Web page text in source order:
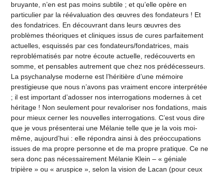
bruyante, n’en est pas moins subtile ; et qu’elle opère en
particulier par la réévaluation des œuvres des fondateurs ! Et
des fondatrices. En découvrant dans leurs œuvres des
problèmes théoriques et cliniques issus de cures parfaitement
actuelles, esquissés par ces fondateurs/fondatrices, mais
reproblématisés par notre écoute actuelle, redécouverts en
somme, et pensables autrement que chez nos prédécesseurs.
La psychanalyse moderne est l’héritière d’une mémoire
prestigieuse que nous n’avons pas vraiment encore interprétée
; il est important d’adosser nos interrogations modernes à cet
héritage ! Non seulement pour revaloriser nos fondations, mais
pour mieux cerner les nouvelles interrogations. C’est vous dire
que je vous présenterai une Mélanie telle que je la vois moi-
même, aujourd’hui : elle répondra ainsi à des préoccupations
issues de ma propre personne et de ma propre pratique. Ce ne
sera donc pas nécessairement Mélanie Klein – « géniale
tripière » ou « aruspice », selon la vision de Lacan (pour ceux